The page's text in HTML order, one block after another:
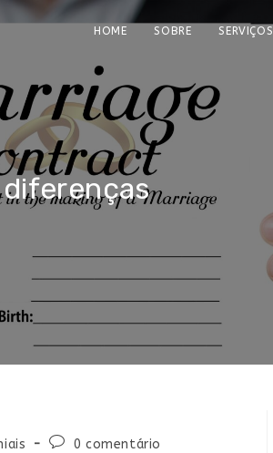
HOME SOBRE SERVIÇOS
diferenças
0 comentário